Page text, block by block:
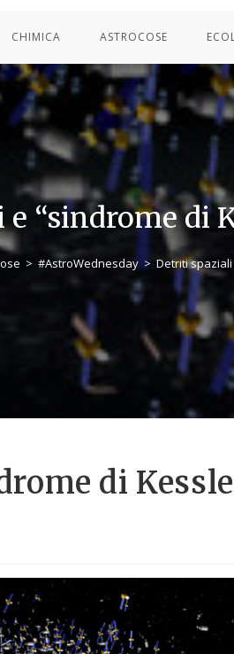
CHIMICA ASTROCOSE
“sindrome di
> #AstroWednesday > Detriti spaziali
di